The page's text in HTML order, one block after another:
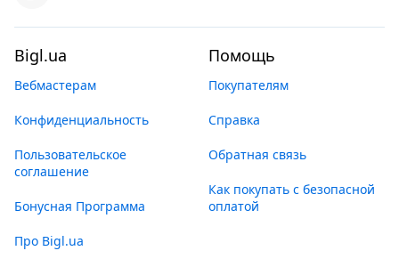
Bigl.ua
Вебмастерам
Конфиденциальность
Пользовательское
соглашение
Бонусная Программа
Про Bigl.ua
Помощь
Покупателям
Справка
Обратная связь
Как покупать с безопасной
оплатой